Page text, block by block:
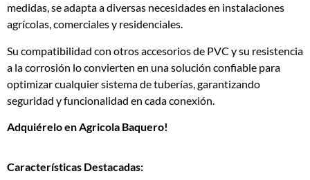
medidas, se adapta a diversas necesidades en instalaciones
agrícolas, comerciales y residenciales.
Su compatibilidad con otros accesorios de PVC y su resistencia
a la corrosión lo convierten en una solución confiable para
optimizar cualquier sistema de tuberías, garantizando
seguridad y funcionalidad en cada conexión.
Adquiérelo en Agricola Baquero!
Características Destacadas: